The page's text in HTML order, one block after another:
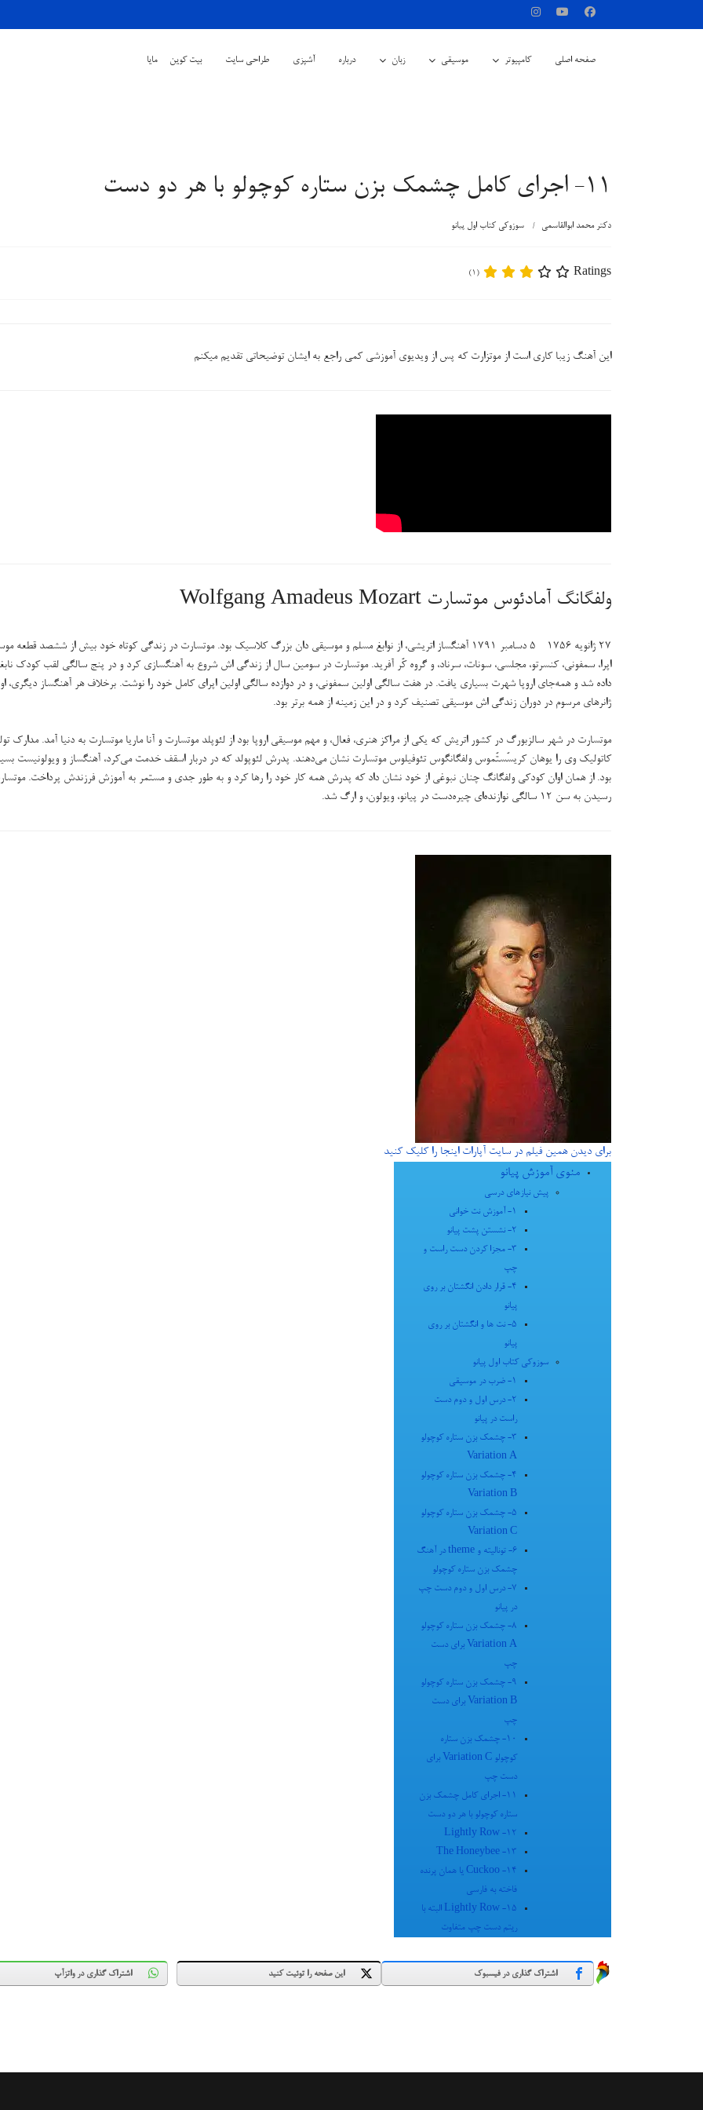
صفحه اصلی کامپیوتر موسیقی زبان درباره آشپزی طراحی سایت بیت کوین مایا
11- اجرای کامل چشمک بزن ستاره کوچولو با هر دو دست
دکتر محمد ابوالقاسمی سوزوکی کتاب اول پیانو
Ratings
(1)
این آهنگ زیبا کاری است از موتزارت که پس از ویدیوی آموزشی کمی راجع به ایشان توضیحاتی تقدیم میکنم
ولفگانگ آمادئوس موتسارت Wolfgang Amadeus Mozart
۲۷ ژانویه ۱۷۵۶ - ۵ دسامبر ۱۷۹۱ آهنگساز اتریشی، از نوابغ مسلم و موسیقی دان بزرگ کلاسیک بود. موتسارت در زندگی کوتاه خود بیش از ششصد قطعه
اپرا، سمفونی، کنسرتو، مجلسی، سونات، سرناد، و گروه کُر آفرید. موتسارت در سومین سال از زندگی اش شروع به آهنگسازی کرد و در پنج سالگی لقب کودک
داده شد و همه‌جای اروپا شهرت بسیاری یافت. در هفت سالگی اولین سمفونی، و در دوازده سالگی اولین اپرای کامل خود را نوشت. برخلاف هر آهنگساز دیگری، او
ژانرهای مرسوم در دوران زندگی اش موسیقی تصنیف کرد و در این زمینه از همه برتر بود.
موتسارت در شهر سالزبورگ در کشور اتریش که یکی از مراکز هنری، فعال، و مهم موسیقی اروپا بود از لئوپلد موتسارت و آنا ماریا موتسارت به دنیا آمد. مدارک
کاتولیک وی را یوهان کریسُستُموس ولفگانگوس تئوفیلوس موتسارت نشان می‌دهند. پدرش لئوپولد که در دربار اسقف خدمت می‌کرد، آهنگساز و ویولونیست
بود. از همان اوان کودکی ولفگانگ چنان نبوغی از خود نشان داد که پدرش همه کار خود را رها کرد و به طور جدی و مستمر به آموزش فرزندش پرداخت.
رسیدن به سن ۱۲ سالگی نوازنده‌ای چیره‌دست در پیانو، ویولون، و ارگ شد.
برای دیدن همین فیلم در سایت آپارات اینجا را کلیک کنید
منوی آموزش پیانو
پیش نیازهای درسی
1- آموزش نت خوانی
2- نشستن پشت پیانو
3- مجزا کردن دست راست و
چپ
4- قرار دادن انگشتان بر روی
پیانو
5- نت ها و انگشتان بر روی
پیانو
سوزوکی کتاب اول پیانو
1- ضرب در موسیقی
2- درس اول و دوم دست
راست در پیانو
3- چشمک بزن ستاره کوچولو
Variation A
4- چشمک بزن ستاره کوچولو
Variation B
5- چشمک بزن ستاره کوچولو
Variation C
6- تونالیته و theme در آهنگ
چشمک بزن ستاره کوچولو
7- درس اول و دوم دست چپ
در پیانو
8- چشمک بزن ستاره کوچولو
Variation A برای دست
چپ
9- چشمک بزن ستاره کوچولو
Variation B برای دست
چپ
10- چشمک بزن ستاره
کوچولو Variation C برای
دست چپ
11- اجرای کامل چشمک بزن
ستاره کوچولو با هر دو دست
12- Lightly Row
13- The Honeybee
14- Cuckoo یا همان پرنده
فاخته به فارسی
15- Lightly Row البته با
ریتم دست چپ متفاوت
اشتراک گذاری در فیسبوک این صفحه را توئیت کنید اشتراک گذاری در واتزآپ